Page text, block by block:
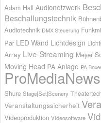
Adam Hall Audionetzwerk
Beschallungstechnik
Audiotechnik DMX Steuerung
Par LED Wand Lichtdesign
Array Live-Streaming Meyer
Moving Head PA Anlage PA
ProMediaNews
Shure Stage|Set|Scenery
Veranstaltungssicherheit
Videoproduktion Videosoftware